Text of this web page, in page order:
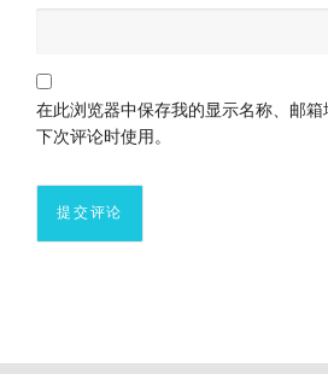
在此浏览器中保存我的显示名称、邮
下次评论时使用。